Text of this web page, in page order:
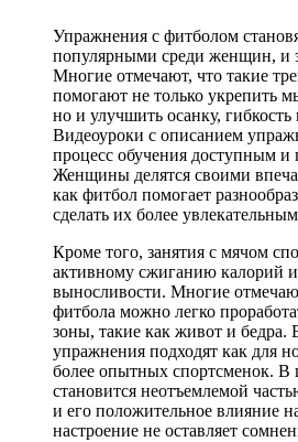
Упражнения с фитболом
популярными среди женщин, и
Многие отмечают, что такие
помогают не только укрепить
но и улучшить осанку,
Видеоуроки с описанием
процесс обучения доступным и
Женщины делятся своими
как фитбол помогает
сделать их более
Кроме того, занятия с мячом
активному сжиганию калорий
выносливости. Многие
фитбола можно легко
зоны, такие как живот и бедра.
упражнения подходят как для
более опытных спортсменок. В
становится неотъемлемой
и его положительное влияние
настроение не оставляет